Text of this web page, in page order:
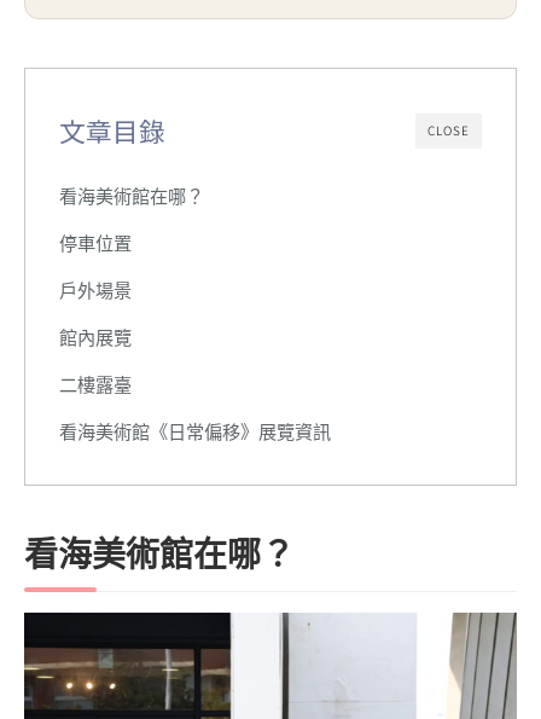
CLOSE
文章目錄
看海美術館在哪？
停車位置
戶外場景
館內展覽
二樓露臺
看海美術館《日常偏移》展覽資訊
看海美術館在哪？